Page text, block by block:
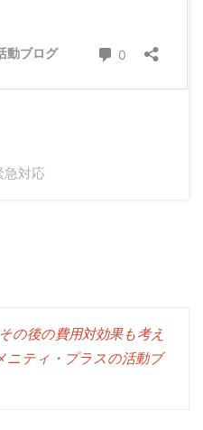
急対応
の後の費用対効果も考え
ニティ・プラスの活動ブ